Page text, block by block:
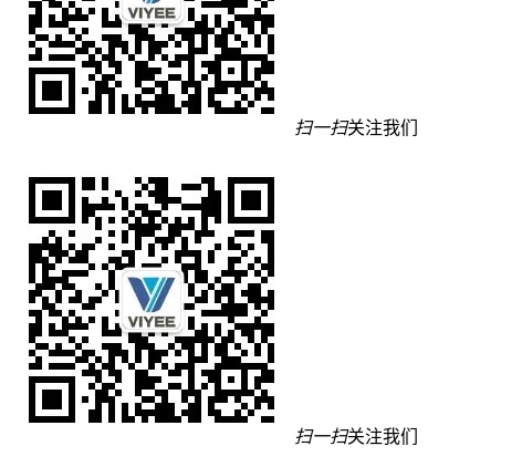
扫一扫关注我们
扫一扫关注我们